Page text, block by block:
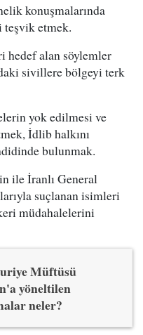
konuşmalarında
teşvik etmek.
hedef alan söylemler
sivillere bölgeyi terk
yok edilmesi ve
İdlib halkını
bulunmak.
ile İranlı General
suçlanan isimleri
müdahalelerini
Müftüsü
yöneltilen
neler?